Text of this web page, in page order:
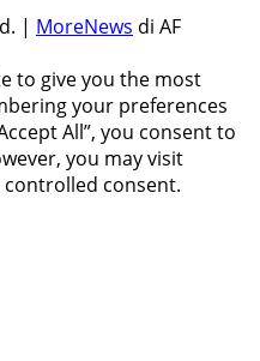
| MoreNews di AF
to give you the most
your preferences
All”, you consent to
you may visit
controlled consent.